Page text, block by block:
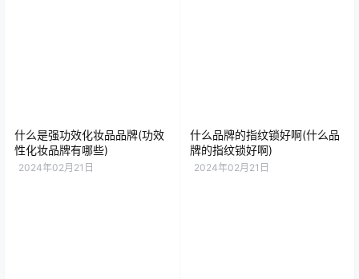
什么是强功效化妆品品牌(功效
性化妆品牌有哪些)
2024年02月21日
什么品牌的指纹锁好啊(什么品
牌的指纹锁好啊)
2024年02月21日